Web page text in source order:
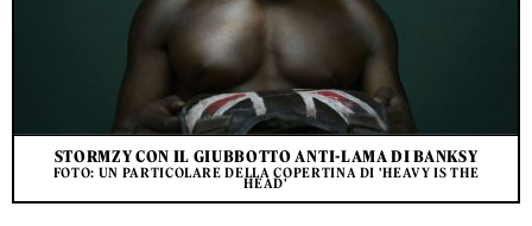
STORMZY CON IL GIUBBOTTO ANTI-LAMA DI BANKSY
FOTO: UN PARTICOLARE DELLA COPERTINA DI 'HEAVY IS THE
HEAD'